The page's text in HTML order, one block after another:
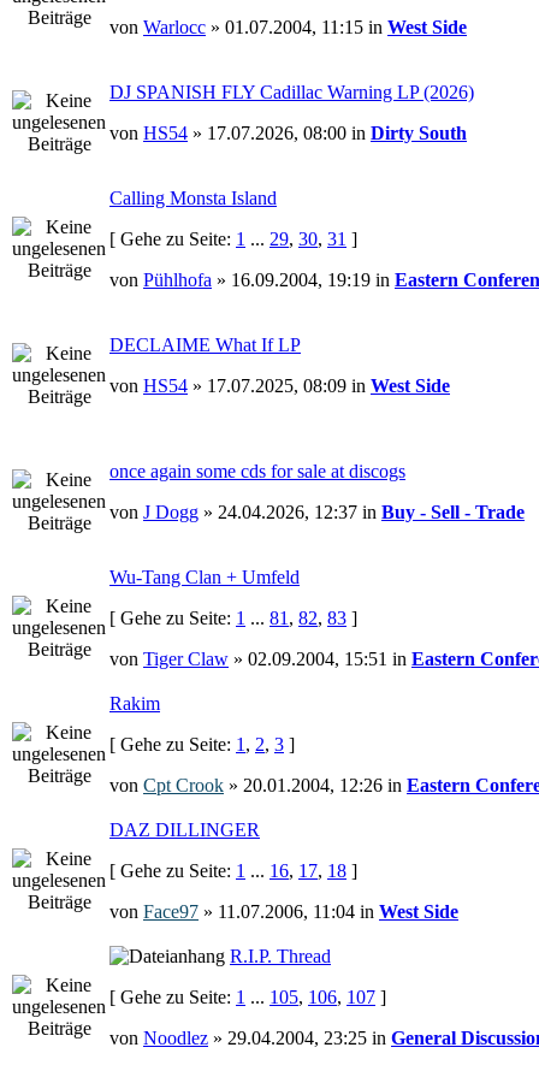
von Warlocc » 01.07.2004, 11:15 in West Side
DJ SPANISH FLY Cadillac Warning LP (2026)
von HS54 » 17.07.2026, 08:00 in Dirty South
Calling Monsta Island
[ Gehe zu Seite: 1 ... 29, 30, 31 ]
von Pühlhofa » 16.09.2004, 19:19 in Eastern
DECLAIME What If LP
von HS54 » 17.07.2025, 08:09 in West Side
once again some cds for sale at discogs
von J Dogg » 24.04.2026, 12:37 in Buy - Sell - Trade
Wu-Tang Clan + Umfeld
[ Gehe zu Seite: 1 ... 81 , 82, 83 ]
von Tiger Claw » 02.09.2004, 15:51 in Eastern
Rakim
[ Gehe zu Seite: 1 , 2, 3 ]
von Cpt Crook » 20.01.2004, 12:26 in Eastern
DAZ DILLINGER
[ Gehe zu Seite: 1 ... 16, 17, 18 ]
von Face97 » 11.07.2006, 11:04 in West Side
R.I.P. Thread
[ Gehe zu Seite: 1 ... 105, 106, 107 ]
von Noodlez » 29.04.2004, 23:25 in General